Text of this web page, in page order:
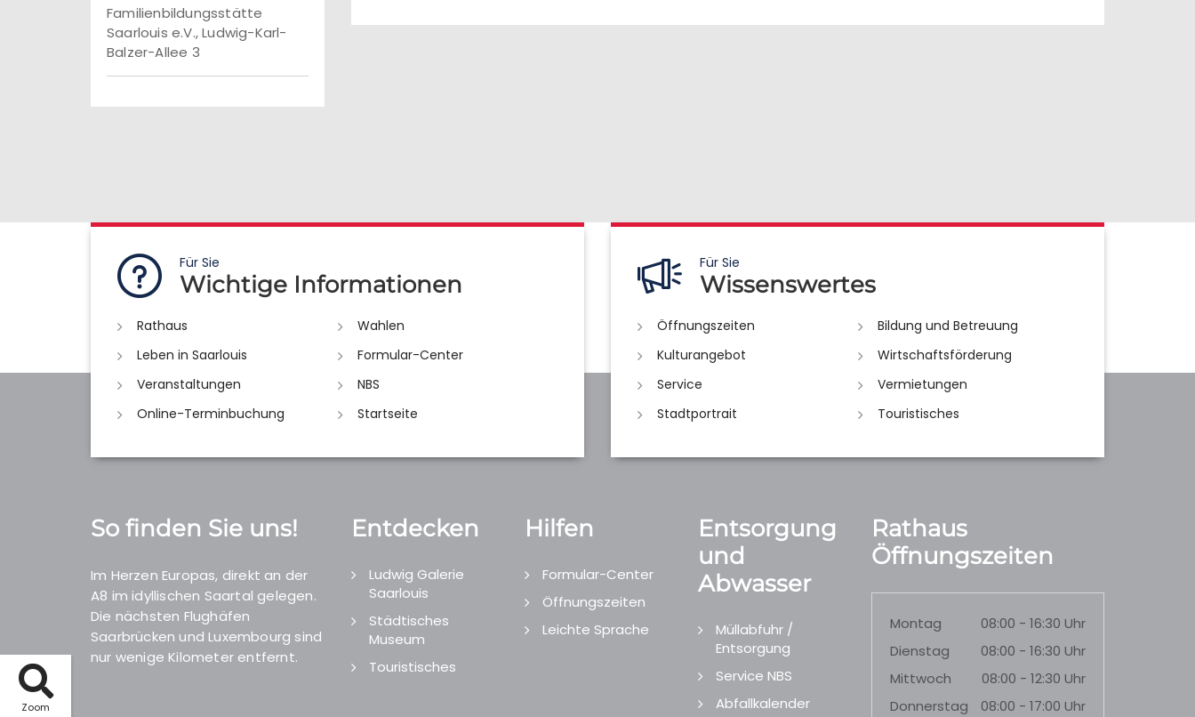
Zoom
Familienbildungsstätte
Saarlouis e.V., Ludwig-Karl-
Balzer-Allee 3
Für Sie
Wichtige Informationen
Rathaus
Wahlen
Leben in Saarlouis
Formular-Center
Veranstaltungen
NBS
Online-Terminbuchung
Startseite
Für Sie
Wissenswertes
Öffnungszeiten
Bildung und Betreuung
Kulturangebot
Wirtschaftsförderung
Service
Vermietungen
Stadtportrait
Touristisches
So finden Sie uns!
Im Herzen Europas, direkt an der
A8 im idyllischen Saartal gelegen.
Die nächsten Flughäfen
Saarbrücken und Luxembourg sind
nur wenige Kilometer entfernt.
Entdecken
Ludwig Galerie
Saarlouis
Städtisches
Museum
Touristisches
Hilfen
Formular-Center
Öffnungszeiten
Leichte Sprache
Entsorgung
und
Abwasser
Müllabfuhr /
Entsorgung
Service NBS
Abfallkalender
Rathaus
Öffnungszeiten
Montag
08:00 - 16:30 Uhr
Dienstag
08:00 - 16:30 Uhr
Mittwoch
08:00 - 12:30 Uhr
Donnerstag
08:00 - 17:00 Uhr